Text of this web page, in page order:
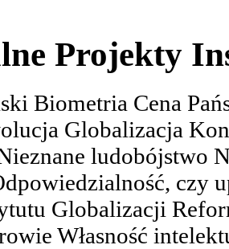
Projekty
Biometria Cena
Globalizacja
ludobójstwo
czy
Globalizacji
Własność